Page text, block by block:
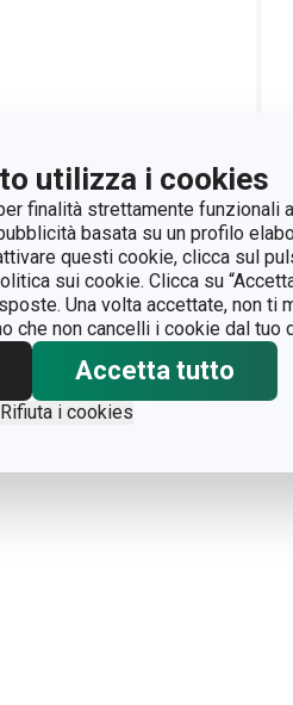
utilizza i cookies
finalità strettamente funzionali
basata su un profilo
questi cookie, clicca sul
sui cookie. Clicca su
Una volta accettate, non ti
che non cancelli i cookie dal tuo
Accetta tutto
Rifiuta i cookies